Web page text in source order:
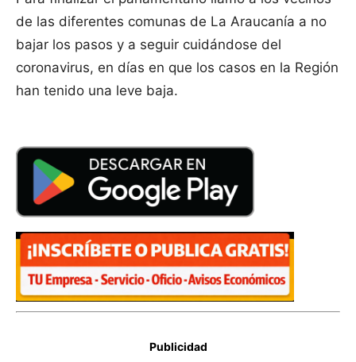
de las diferentes comunas de La Araucanía a no
bajar los pasos y a seguir cuidándose del
coronavirus, en días en que los casos en la Región
han tenido una leve baja.
Publicidad